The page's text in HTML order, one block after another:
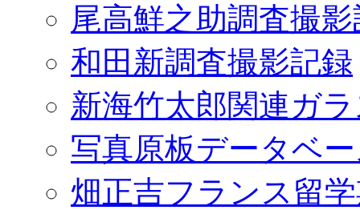
尾高鮮之助調査撮
和田新調査撮影記録
新海竹太郎関連ガ
写真原板データベ
畑正吉フランス留